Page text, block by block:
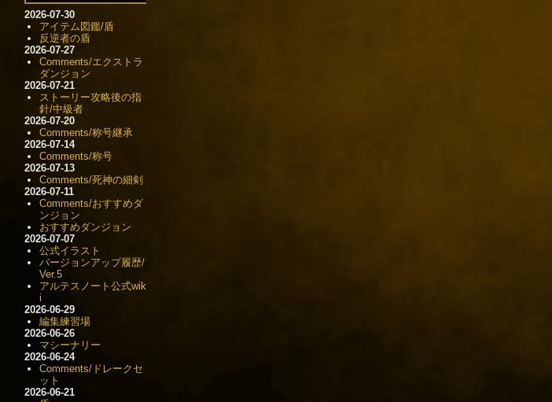
2026-07-30
アイテム図鑑/盾
反逆者の盾
2026-07-27
Comments/エクストラ
ダンジョン
2026-07-21
ストーリー攻略後の指
針/中級者
2026-07-20
Comments/称号継承
2026-07-14
Comments/称号
2026-07-13
Comments/死神の細剣
2026-07-11
Comments/おすすめダ
ンジョン
おすすめダンジョン
2026-07-07
公式イラスト
バージョンアップ履歴/
Ver.5
アルテスノート公式wik
i
2026-06-29
編集練習場
2026-06-26
マシーナリー
2026-06-24
Comments/ドレークセ
ット
2026-06-21